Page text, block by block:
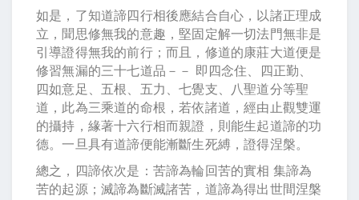
如是，了知道諦四行相後應結合自心，以諸正理成
立，聞思修無我的意趣，堅固定解一切法門無非是
引導證得無我的前行；而且，修道的康莊大道便是
修習無漏的三十七道品－－ 即四念住、四正勤、
四如意足、五根、五力、七覺支、八聖道分等聖
道，此為三乘道的命根，若依諸道，經由止觀雙運
的攝持，緣著十六行相而親證，則能生起道諦的功
德。一旦具有道諦便能漸斷生死縛，證得涅槃。
總之，四諦依次是：苦諦為輪回苦的實相 集諦為
苦的起源；滅諦為斷滅諸苦，道諦為得出世間涅槃